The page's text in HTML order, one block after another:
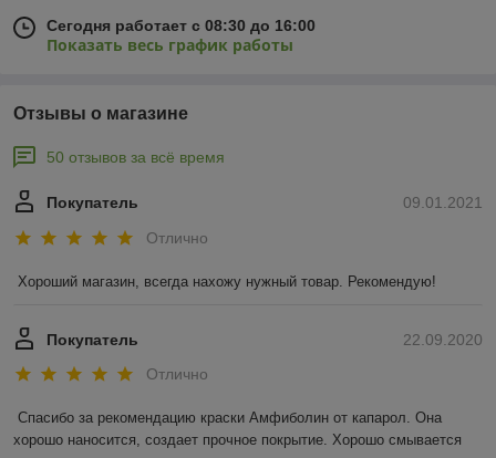
Сегодня работает с 08:30 до 16:00
Показать весь график работы
Отзывы о магазине
50 отзывов за всё время
09.01.2021
Покупатель
Отлично
Хороший магазин, всегда нахожу нужный товар. Рекомендую!
22.09.2020
Покупатель
Отлично
Спасибо за рекомендацию краски Амфиболин от капарол. Она
хорошо наносится, создает прочное покрытие. Хорошо смывается